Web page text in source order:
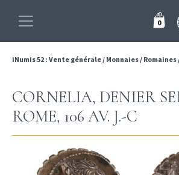
0
iNumis 52 : Vente générale/ Monnaies/ Romaines
CORNELIA, DENIER
ROME, 106 AV. J.-C